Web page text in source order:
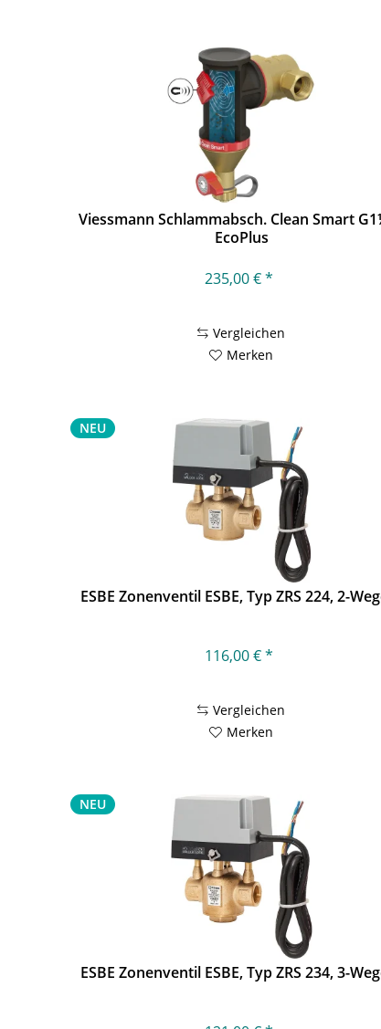
Viessmann Schlammabsch. Clean Smart
EcoPlus
235,00 € *
Vergleichen
Merken
NEU
ESBE Zonenventil ESBE, Typ ZRS 224, 2-
116,00 € *
Vergleichen
Merken
NEU
ESBE Zonenventil ESBE, Typ ZRS 234, 3-